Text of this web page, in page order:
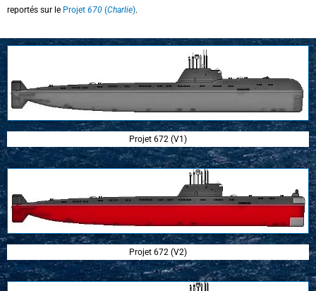
reportés sur le Projet 670 (Charlie).
Projet 672 (V1)
Projet 672 (V2)